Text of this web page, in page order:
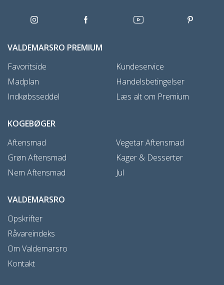
VALDEMARSRO PREMIUM
Favoritside
Madplan
Indkøbsseddel
Kundeservice
Handelsbetingelser
Læs alt om Premium
KOGEBØGER
Aftensmad
Grøn Aftensmad
Nem Aftensmad
Vegetar Aftensmad
Kager & Desserter
Jul
VALDEMARSRO
Opskrifter
Råvareindeks
Om Valdemarsro
Kontakt